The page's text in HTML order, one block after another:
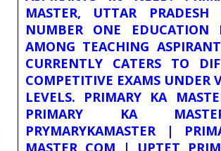
MASTER, UTTAR
NUMBER ONE EDUCATION
AMONG TEACHING
CURRENTLY CATERS TO
COMPETITIVE EXAMS UNDER
LEVELS. PRIMARY KA
PRIMARY KA
PRYMARYKAMASTER |
MASTER COM | UPTET